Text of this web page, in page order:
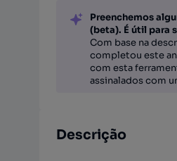
Preenchemos
(beta). É útil para
Com base na
completou este
com esta
assinalados com
Descrição